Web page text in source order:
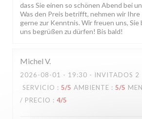
dass Sie einen so schönen Abend bei
Was den Preis betrifft, nehmen wir Ihre
gerne zur Kenntnis. Wir freuen uns, Sie
uns begrüßen zu dürfen! Bis bald!
Michel V
2026-08-01 - 19:30 - INVITADOS 2
SERVICIO : 5/5 AMBIENTE : 5/5
/ PRECIO : 4/5